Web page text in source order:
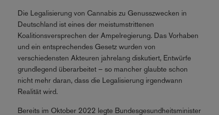
Die Legalisierung von Cannabis zu Genusszwecken in
Deutschland ist eines der meistumstrittenen
Koalitionsversprechen der Ampelregierung. Das Vorhaben
und ein entsprechendes Gesetz wurden von
verschiedensten Akteuren jahrelang diskutiert, Entwürfe
grundlegend überarbeitet – so mancher glaubte schon
nicht mehr daran, dass die Legalisierung irgendwann
Realität wird.
Bereits im Oktober 2022 legte Bundesgesundheitsminister